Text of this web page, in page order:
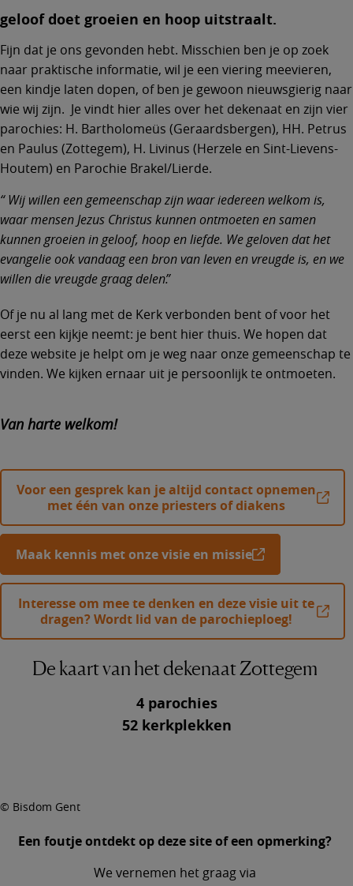
geloof doet groeien en hoop uitstraalt.
Fijn dat je ons gevonden hebt. Misschien ben je op zoek
naar praktische informatie, wil je een viering meevieren,
een kindje laten dopen, of ben je gewoon nieuwsgierig naar
wie wij zijn. Je vindt hier alles over het dekenaat en zijn vier
parochies: H. Bartholomeüs (Geraardsbergen), HH. Petrus
en Paulus (Zottegem), H. Livinus (Herzele en Sint-Lievens-
Houtem) en Parochie Brakel/Lierde.
Wij willen een gemeenschap zijn waar iedereen welkom is,
waar mensen Jezus Christus kunnen ontmoeten en samen
kunnen groeien in geloof, hoop en liefde. We geloven dat het
evangelie ook vandaag een bron van leven en vreugde is, en we
willen die vreugde graag delen.
Of je nu al lang met de Kerk verbonden bent of voor het
eerst een kijkje neemt: je bent hier thuis. We hopen dat
deze website je helpt om je weg naar onze gemeenschap te
vinden. We kijken ernaar uit je persoonlijk te ontmoeten.
Van harte welkom!
Voor een gesprek kan je altijd contact opnemen
met één van onze priesters of diakens
Maak kennis met onze visie en missie
Interesse om mee te denken en deze visie uit te
dragen? Wordt lid van de parochieploeg!
De kaart van het dekenaat Zottegem
4 parochies
52 kerkplekken
© Bisdom Gent
Een foutje ontdekt op deze site of een opmerking?
We vernemen het graag via